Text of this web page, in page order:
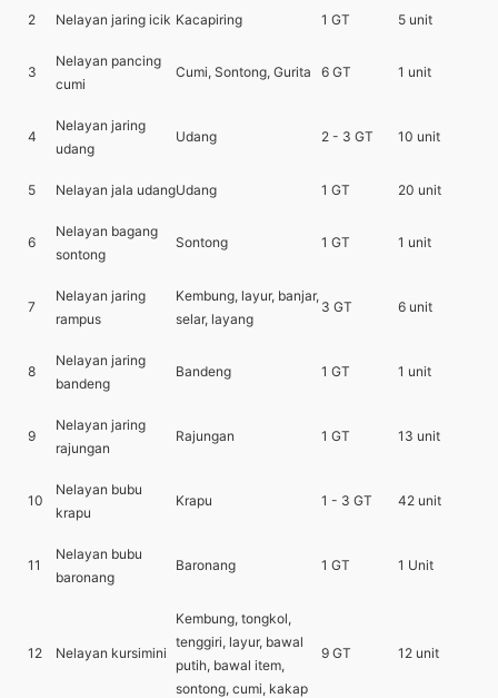
2 Nelayan jaring icik Kacapiring 1 GT 5 unit
3
Nelayan pancing
cumi
Cumi, Sontong, Gurita 6 GT 1 unit
4
Nelayan jaring
udang
Udang 2 - 3 GT 10 unit
5 Nelayan jala udangUdang 1 GT 20 unit
6
Nelayan bagang
sontong
Sontong 1 GT 1 unit
7
Nelayan jaring
rampus
Kembung, layur, banjar,
selar, layang
3 GT 6 unit
8
Nelayan jaring
bandeng
Bandeng 1 GT 1 unit
9
Nelayan jaring
rajungan
Rajungan 1 GT 13 unit
10
Nelayan bubu
krapu
Krapu 1 - 3 GT 42 unit
11
Nelayan bubu
baronang
Baronang 1 GT 1 Unit
12 Nelayan kursimini
Kembung, tongkol,
tenggiri, layur, bawal
putih, bawal item,
sontong, cumi, kakap
9 GT 12 unit